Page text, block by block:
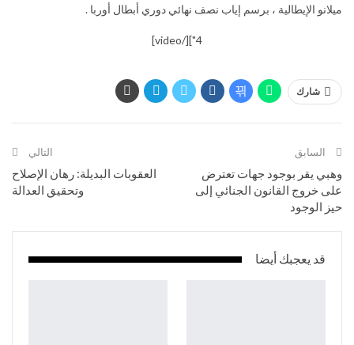
ميلانو الإيطالية ، برسم إياب نصف نهائي دوري أبطال أوربا .
4"][/video]
شارك
السابق
وهبي يقر بوجود جهات تعترض
على خروج القانون الجنائي إلى
حيز الوجود
التالي
العقوبات البديلة: رهان الإصلاح
وتحقيق العدالة
قد يعجبك أيضا